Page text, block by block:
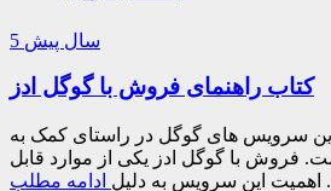
5 سال پیش
کتاب راهنمای فروش با گوگل ادز
سرویس های گوگل در راستای کمک به
فروش با گوگل ادز یکی از موارد قابل
اهمیت این سرویس به دلیل ادامه مطلب